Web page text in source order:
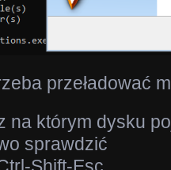
przeładować
na którym dysku
sprawdzić